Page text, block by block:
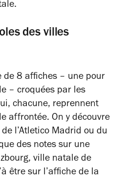
des villes
de 8 affiches – une pour
– croquées par les
chacune, reprennent
affrontée. On y découvre
l’Atletico Madrid ou du
des notes sur une
ville natale de
être sur l’affiche de la